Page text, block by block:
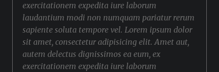
exercitationem expedita iure laborum
laudantium modi non numquam pariatur rerum
sapiente soluta tempore vel. Lorem ipsum dolor
sit amet, consectetur adipisicing elit. Amet aut,
autem delectus dignissimos ea eum, ex
exercitationem expedita iure laborum